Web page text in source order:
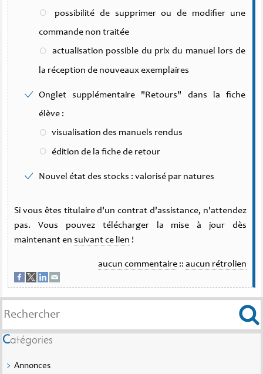
possibilité de supprimer ou de modifier une
commande non traitée
actualisation possible du prix du manuel lors de
la réception de nouveaux exemplaires
Onglet supplémentaire "Retours" dans la fiche
élève :
visualisation des manuels rendus
édition de la fiche de retour
Nouvel état des stocks : valorisé par natures
Si vous êtes titulaire d'un contrat d'assistance, n'attendez
pas. Vous pouvez télécharger la mise à jour dès
maintenant en suivant ce lien !
aucun commentaire :: aucun rétrolien
Catégories
Annonces